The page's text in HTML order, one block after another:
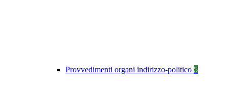
Provvedimenti organi indirizzo-politico 5